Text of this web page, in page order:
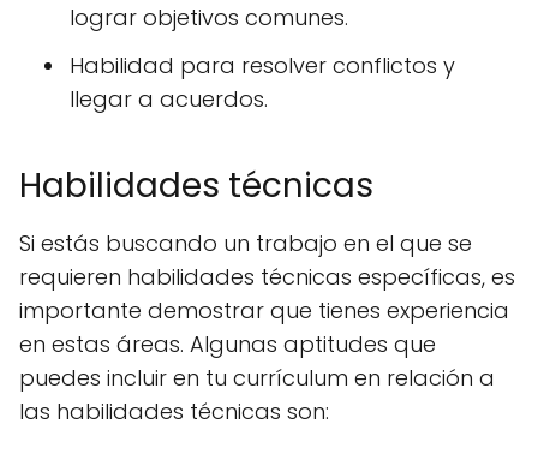
lograr objetivos comunes.
Habilidad para resolver conflictos y
llegar a acuerdos.
Habilidades técnicas
Si estás buscando un trabajo en el que se
requieren habilidades técnicas específicas, es
importante demostrar que tienes experiencia
en estas áreas. Algunas aptitudes que
puedes incluir en tu currículum en relación a
las habilidades técnicas son: